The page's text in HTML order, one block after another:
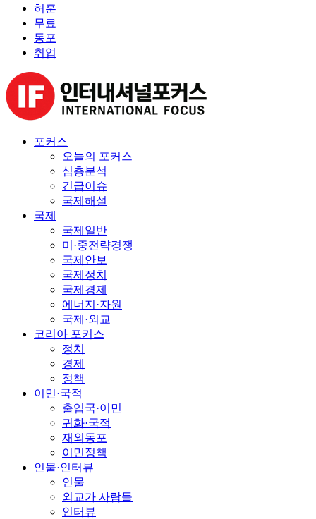
허훈
무료
동포
취업
포커스
오늘의 포커스
심층분석
긴급이슈
국제해설
국제
국제일반
미·중전략경쟁
국제안보
국제정치
국제경제
에너지·자원
국제·외교
코리아 포커스
정치
경제
정책
이민·국적
출입국·이민
귀화·국적
재외동포
이민정책
인물·인터뷰
인물
외교가 사람들
인터뷰